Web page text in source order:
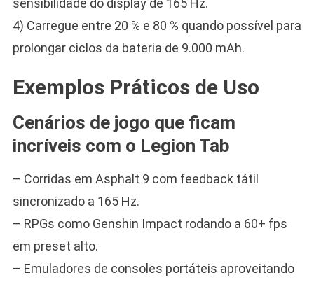
4) Carregue entre 20 % e 80 % quando possível para
prolongar ciclos da bateria de 9.000 mAh.
Exemplos Práticos de Uso
Cenários de jogo que ficam
incríveis com o Legion Tab
– Corridas em Asphalt 9 com feedback tátil
sincronizado a 165 Hz.
– RPGs como Genshin Impact rodando a 60+ fps
em preset alto.
– Emuladores de consoles portáteis aproveitando